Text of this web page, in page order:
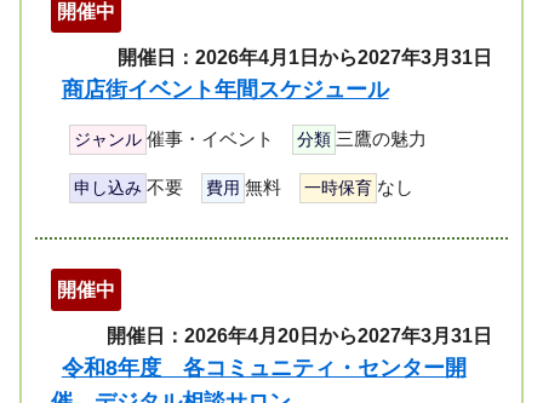
開催中
開催日：2026年4月1日から2027年3月31日
商店街イベント年間スケジュール
ジャンル 催事・イベント 分類 三鷹の魅力
申し込み 不要 費用 無料 一時保育 なし
開催中
開催日：2026年4月20日から2027年3月31日
令和8年度 各コミュニティ・センター開